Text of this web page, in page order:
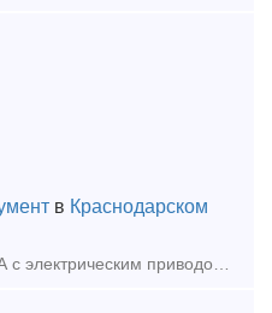
в Краснодарском